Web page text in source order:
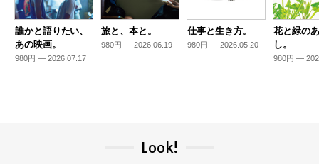
誰かと語りたい、
あの映画。
980円 — 2026.07.17
旅と、本と。
980円 — 2026.06.19
仕事と生き方。
980円 — 2026.05.20
花と緑の
し。
980円 —
Look!